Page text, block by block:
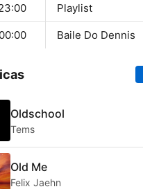
Playlist
Baile Do Dennis
Oldschool
Tems
Old Me
Felix Jaehn